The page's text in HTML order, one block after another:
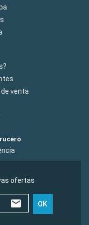
venta
ofertas
OK